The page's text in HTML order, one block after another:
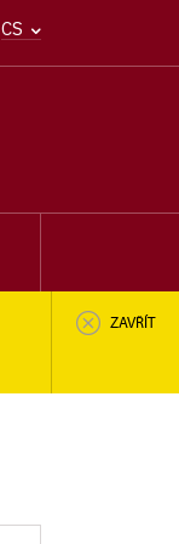
CS
ZAVŘÍT